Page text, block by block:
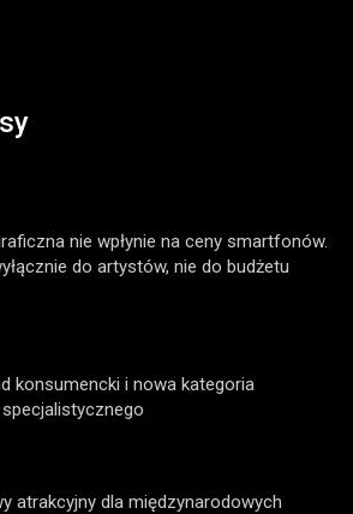
nie wpłynie na ceny smartfonów.
do artystów, nie do budżetu
konsumencki i nowa kategoria
atrakcyjny dla międzynarodowych